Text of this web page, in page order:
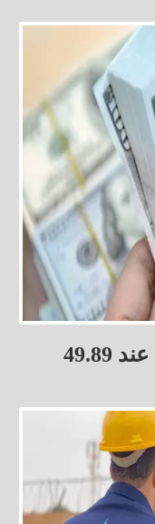
أعلى سعر للدولار في البنوك عند 49.89